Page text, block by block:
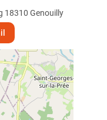
18310 Genouilly